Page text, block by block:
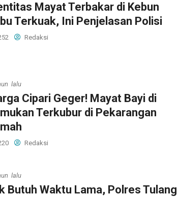
Mayat Terbakar di Kebun
Terkuak, Ini Penjelasan Polisi
Redaksi
lalu
Cipari Geger! Mayat Bayi di
Terkubur di Pekarangan
Redaksi
lalu
Butuh Waktu Lama, Polres Tulang